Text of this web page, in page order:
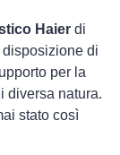
Haier di
di
per la
diversa natura.
stato così